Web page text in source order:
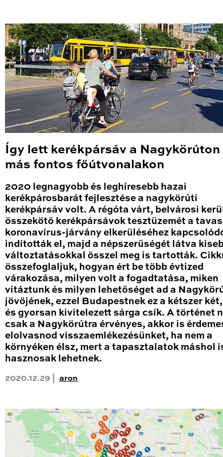
Így lett kerékpársáv a Nagykörúton
más fontos főútvonalakon
2020 legnagyobb és leghíresebb hazai
kerékpárosbarát fejlesztése a nagykörúti
kerékpársáv volt. A régóta várt, belvárosi
összekötő kerékpársávok tesztüzemét a
koronavírus-járvány elkerüléséhez
indították el, majd a népszerűségét látva
változtatásokkal ősszel meg is tartották.
összefoglaljuk, hogyan ért be több évtized
várakozása, milyen volt a fogadtatása, miken
vitáztunk és milyen lehetőséget ad a
jövőjének, ezzel Budapestnek ez a kétszer
és gyorsan kivitelezett sárga csík. A történet
csak a Nagykörútra érvényes, akkor is
elolvasnod visszaemlékezésünket, ha nem a
környéken élsz, mert a tapasztalatok máshol
hasznosak lehetnek.
2020.12.29 | aron